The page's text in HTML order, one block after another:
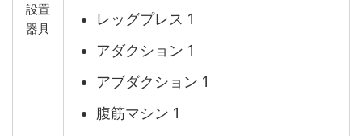
設置
器具
レッグプレス 1
アダクション 1
アブダクション 1
腹筋マシン 1